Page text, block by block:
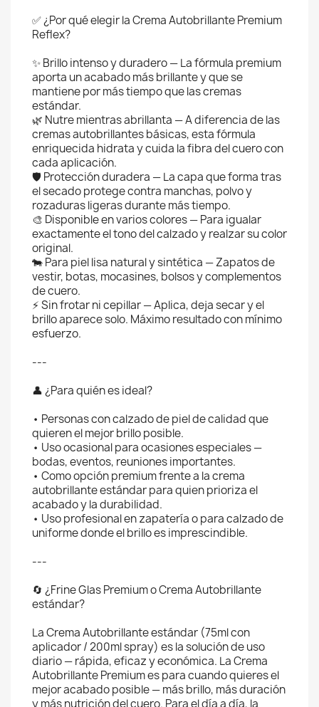
✅ ¿Por qué elegir la Crema Autobrillante Premium
Reflex?
✨ Brillo intenso y duradero — La fórmula premium
aporta un acabado más brillante y que se
mantiene por más tiempo que las cremas
estándar.
🌿 Nutre mientras abrillanta — A diferencia de las
cremas autobrillantes básicas, esta fórmula
enriquecida hidrata y cuida la fibra del cuero con
cada aplicación.
🛡️ Protección duradera — La capa que forma tras
el secado protege contra manchas, polvo y
rozaduras ligeras durante más tiempo.
🎨 Disponible en varios colores — Para igualar
exactamente el tono del calzado y realzar su color
original.
🐄 Para piel lisa natural y sintética — Zapatos de
vestir, botas, mocasines, bolsos y complementos
de cuero.
⚡ Sin frotar ni cepillar — Aplica, deja secar y el
brillo aparece solo. Máximo resultado con mínimo
esfuerzo.
---
👤 ¿Para quién es ideal?
• Personas con calzado de piel de calidad que
quieren el mejor brillo posible.
• Uso ocasional para ocasiones especiales —
bodas, eventos, reuniones importantes.
• Como opción premium frente a la crema
autobrillante estándar para quien prioriza el
acabado y la durabilidad.
• Uso profesional en zapatería o para calzado de
uniforme donde el brillo es imprescindible.
---
🔄 ¿Frine Glas Premium o Crema Autobrillante
estándar?
La Crema Autobrillante estándar (75ml con
aplicador / 200ml spray) es la solución de uso
diario — rápida, eficaz y económica. La Crema
Autobrillante Premium es para cuando quieres el
mejor acabado posible — más brillo, más duración
y más nutrición del cuero. Para el día a día, la